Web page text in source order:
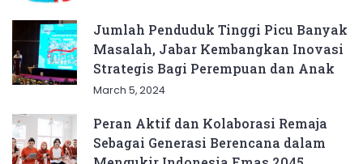
Jumlah Penduduk Tinggi Picu Banyak
Masalah, Jabar Kembangkan Inovasi
Strategis Bagi Perempuan dan Anak
March 5, 2024
Peran Aktif dan Kolaborasi Remaja
Sebagai Generasi Berencana dalam